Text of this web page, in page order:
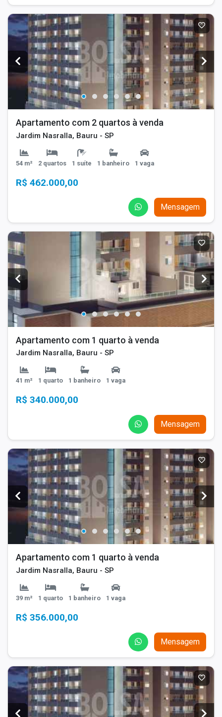
Apartamento com 2 quartos à venda
Jardim Nasralla, Bauru - SP
54 m² 2 quartos 1 suíte 1 banheiro 1 vaga
R$ 462.000,00
Mensagem
Apartamento com 1 quarto à venda
Jardim Nasralla, Bauru - SP
41 m² 1 quarto 1 banheiro 1 vaga
R$ 340.000,00
Mensagem
Apartamento com 1 quarto à venda
Jardim Nasralla, Bauru - SP
39 m² 1 quarto 1 banheiro 1 vaga
R$ 356.000,00
Mensagem